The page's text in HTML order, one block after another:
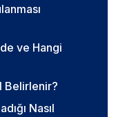
ve Hangi
Belirlenir?
Nasıl